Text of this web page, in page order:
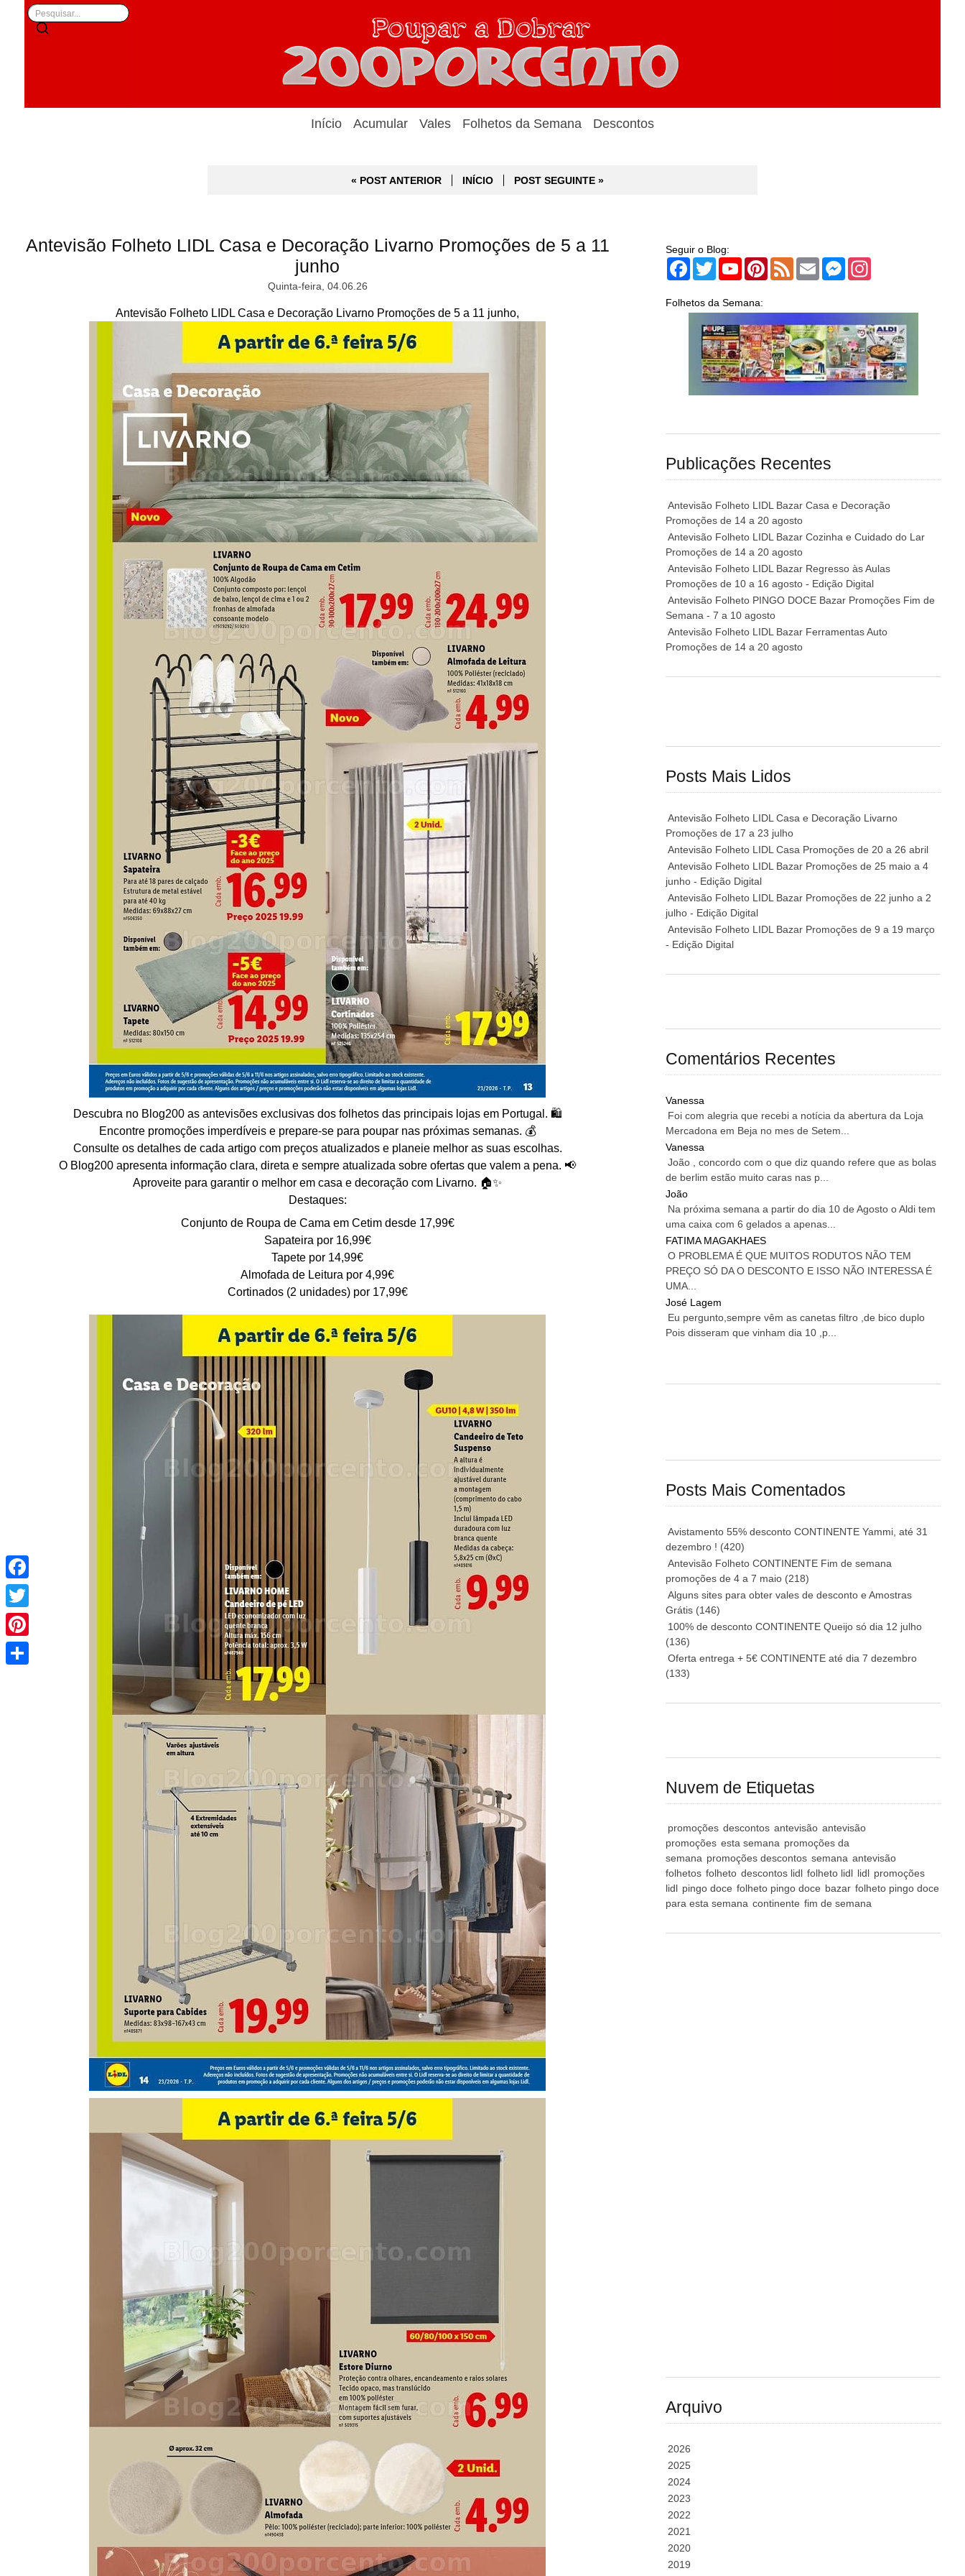
Início Acumular Vales Folhetos da Semana Descontos
« POST ANTERIOR INÍCIO POST SEGUINTE »
Antevisão Folheto LIDL Casa e Decoração Livarno Promoções de 5 a 11
junho
Quinta-feira, 04.06.26
Antevisão Folheto LIDL Casa e Decoração Livarno Promoções de 5 a 11 junho,
Descubra no Blog200 as antevisões exclusivas dos folhetos das principais lojas em Portugal. 🛍️
Encontre promoções imperdíveis e prepare-se para poupar nas próximas semanas. 💰
Consulte os detalhes de cada artigo com preços atualizados e planeie melhor as suas escolhas.
O Blog200 apresenta informação clara, direta e sempre atualizada sobre ofertas que valem a pena. 📢
Aproveite para garantir o melhor em casa e decoração com Livarno. 🏠✨
Destaques:
Conjunto de Roupa de Cama em Cetim desde 17,99€
Sapateira por 16,99€
Tapete por 14,99€
Almofada de Leitura por 4,99€
Cortinados (2 unidades) por 17,99€
Seguir o Blog:
Facebook
TwitterYouTubePinterest
Feed Email Messenger
Folhetos da Semana:
Publicações Recentes
Antevisão Folheto LIDL Bazar Casa e Decoração
Promoções de 14 a 20 agosto
Antevisão Folheto LIDL Bazar Cozinha e Cuidado do Lar
Promoções de 14 a 20 agosto
Antevisão Folheto LIDL Bazar Regresso às Aulas
Promoções de 10 a 16 agosto - Edição Digital
Antevisão Folheto PINGO DOCE Bazar Promoções Fim de
Semana - 7 a 10 agosto
Antevisão Folheto LIDL Bazar Ferramentas Auto
Promoções de 14 a 20 agosto
Posts Mais Lidos
Antevisão Folheto LIDL Casa e Decoração Livarno
Promoções de 17 a 23 julho
Antevisão Folheto LIDL Casa Promoções de 20 a 26 abril
Antevisão Folheto LIDL Bazar Promoções de 25 maio a 4
junho - Edição Digital
Antevisão Folheto LIDL Bazar Promoções de 22 junho a 2
julho - Edição Digital
Antevisão Folheto LIDL Bazar Promoções de 9 a 19 março
- Edição Digital
Comentários Recentes
Vanessa
Foi com alegria que recebi a notícia da abertura da Loja
Mercadona em Beja no mes de Setem...
Vanessa
João , concordo com o que diz quando refere que as bolas
de berlim estão muito caras nas p...
João
Na próxima semana a partir do dia 10 de Agosto o Aldi tem
uma caixa com 6 gelados a apenas...
FATIMA MAGAKHAES
O PROBLEMA É QUE MUITOS RODUTOS NÃO TEM
PREÇO SÓ DA O DESCONTO E ISSO NÃO INTERESSA É
UMA...
José Lagem
Eu pergunto,sempre vêm as canetas filtro ,de bico duplo
Pois disseram que vinham dia 10 ,p...
Posts Mais Comentados
Avistamento 55% desconto CONTINENTE Yammi, até 31
dezembro ! (420)
Antevisão Folheto CONTINENTE Fim de semana
promoções de 4 a 7 maio (218)
Alguns sites para obter vales de desconto e Amostras
Grátis (146)
100% de desconto CONTINENTE Queijo só dia 12 julho
(136)
Oferta entrega + 5€ CONTINENTE até dia 7 dezembro
(133)
Nuvem de Etiquetas
promoções descontos antevisão antevisão
promoções esta semana promoções da
semana promoções descontos semana antevisão
folhetos folheto descontos lidl folheto lidl lidl promoções
lidl pingo doce folheto pingo doce bazar folheto pingo doce
para esta semana continente fim de semana
Arquivo
2026
2025
2024
2023
2022
2021
2020
2019